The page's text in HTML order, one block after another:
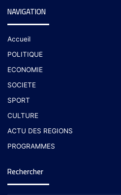
NAVIGATION
Accueil
POLITIQUE
ECONOMIE
SOCIETE
SPORT
CULTURE
ACTU DES REGIONS
PROGRAMMES
Rechercher